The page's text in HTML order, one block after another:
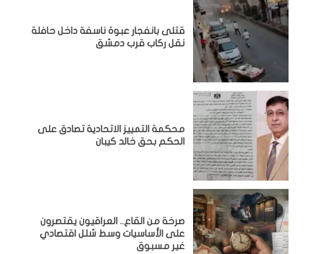
قتلى بانفجار عبوة ناسفة داخل حافلة
نقل ركاب قرب دمشق
محكمة التمييز الاتحادية تصادق على
الحكم بحق خالد كيبان
صرخة من القاع.. العراقيون يقتصرون
على الأساسيات وسط شلل اقتصادي
غير مسبوق